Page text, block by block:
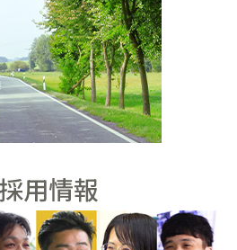
採用情報